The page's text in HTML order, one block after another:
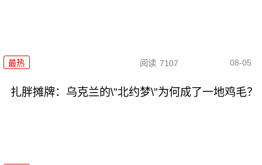
最热 阅读 7107 08-05
扎胖摊牌：乌克兰的\"北约梦\"为何成了一地鸡毛？